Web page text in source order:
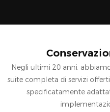
Negli ultimi 20 anni,
suite completa di servizi
specificatamente